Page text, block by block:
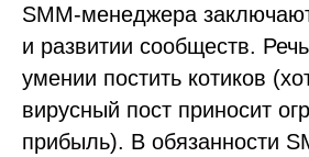
SMM-менеджера
и развитии сообществ.
умении постить котиков
вирусный пост приносит
прибыль). В обязанности